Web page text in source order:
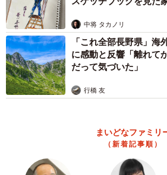
中将 タカノリ
「これ全部長野県」海
に感動と反響「離れて
だって気づいた」
行橋 友
まいどなファミリ
（新着記事順）